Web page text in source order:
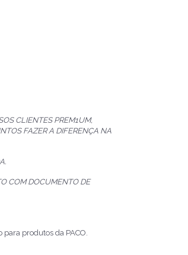
CLIENTES PREM1UM,
FAZER A DIFERENÇA NA
COM DOCUMENTO DE
produtos da PACO.